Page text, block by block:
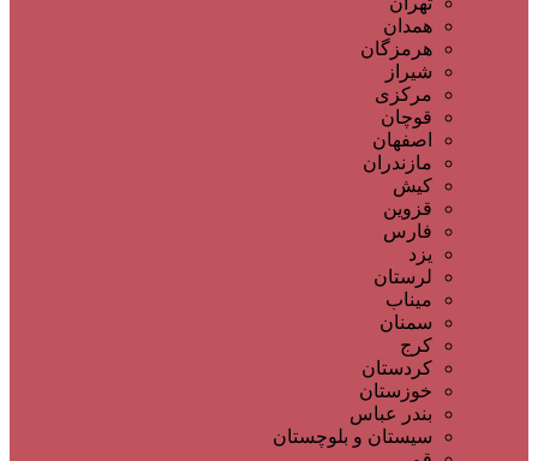
همدان
هرمزگان
شیراز
مرکزی
قوچان
اصفهان
مازندران
کیش
قزوین
فارس
یزد
لرستان
میناب
سمنان
کرج
کردستان
خوزستان
بندر عباس
سیستان و بلوچستان